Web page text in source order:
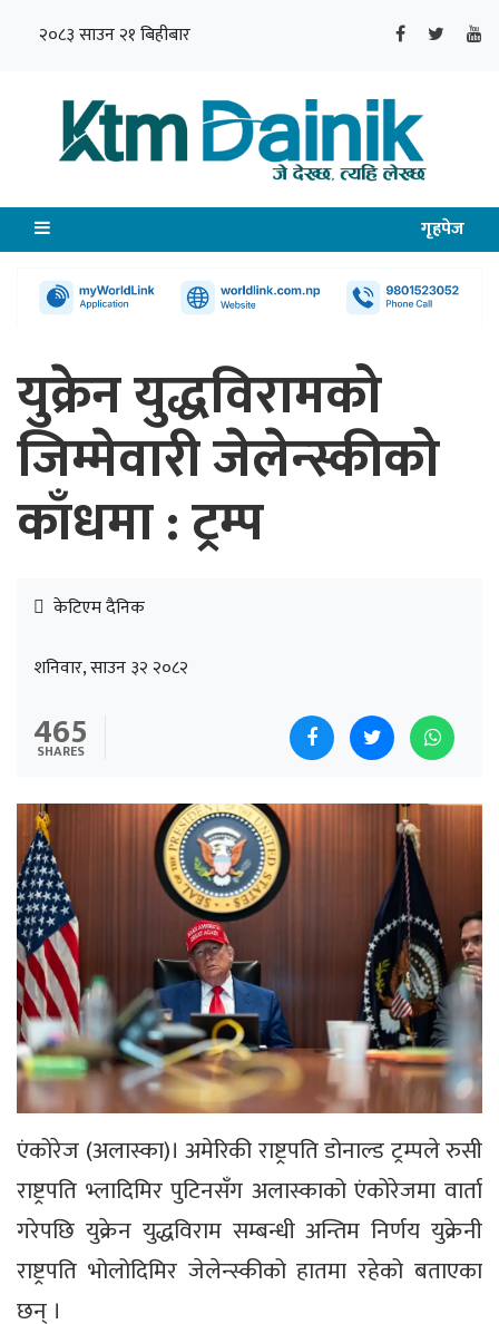
२०८३ साउन २१ बिहीबार
गृहपेज
युक्रेन युद्धविरामको
जिम्मेवारी जेलेन्स्कीको
काँधमा : ट्रम्प
केटिएम दैनिक
शनिवार, साउन ३२ २०८२
465
SHARES
एंकोरेज (अलास्का)। अमेरिकी राष्ट्रपति डोनाल्ड ट्रम्पले रुसी
राष्ट्रपति भ्लादिमिर पुटिनसँग अलास्काको एंकोरेजमा वार्ता
गरेपछि युक्रेन युद्धविराम सम्बन्धी अन्तिम निर्णय युक्रेनी
राष्ट्रपति भोलोदिमिर जेलेन्स्कीको हातमा रहेको बताएका
छन् ।